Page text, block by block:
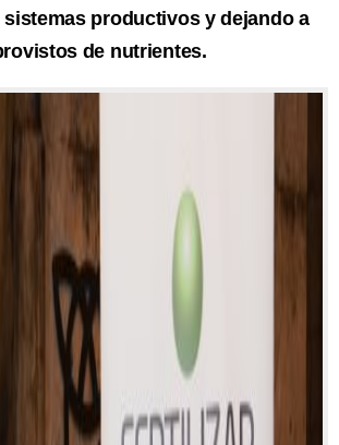
productivos y dejando a
de nutrientes.